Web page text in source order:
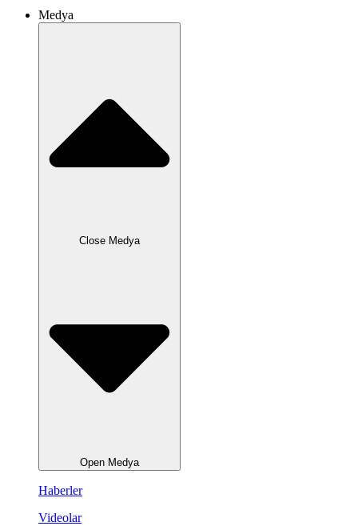
Medya
Close Medya
Open Medya
Haberler
Videolar